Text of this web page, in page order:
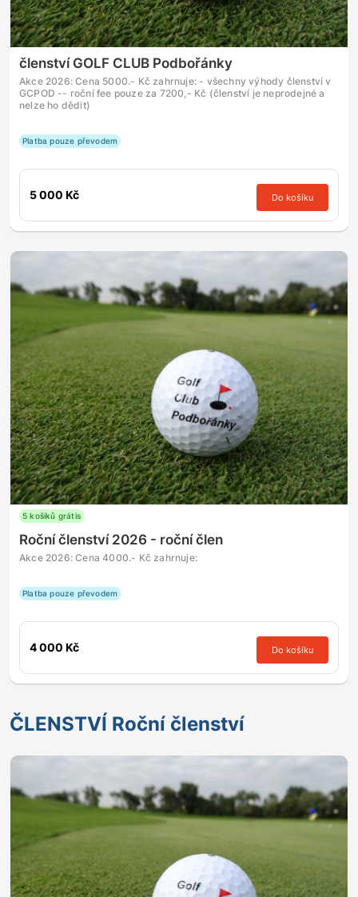
členství GOLF CLUB Podbořánky
Akce 2026: Cena 5000.- Kč zahrnuje: - všechny výhody členství v
GCPOD -- roční fee pouze za 7200,- Kč (členství je neprodejné a
nelze ho dědit)
Platba pouze převodem
5 000 Kč Do košíku
5 košiků grátis
Roční členství 2026 - roční člen
Akce 2026: Cena 4000.- Kč zahrnuje:
Platba pouze převodem
4 000 Kč Do košíku
ČLENSTVÍ Roční členství